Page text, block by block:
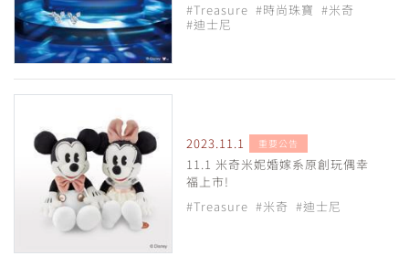
#Treasure #時尚珠寶 #米奇
#迪士尼
2023.11.1 重要公告
11.1 米奇米妮婚嫁系原創玩偶幸
福上市!
#Treasure #米奇 #迪士尼